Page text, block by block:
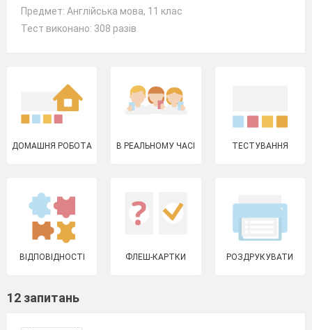
Предмет: Англійська мова, 11 клас
Тест виконано: 308 разів
ДОМАШНЯ РОБОТА В РЕАЛЬНОМУ ЧАСІ ТЕСТУВАННЯ
ВІДПОВІДНОСТІ ФЛЕШ-КАРТКИ РОЗДРУКУВАТИ
12 запитань